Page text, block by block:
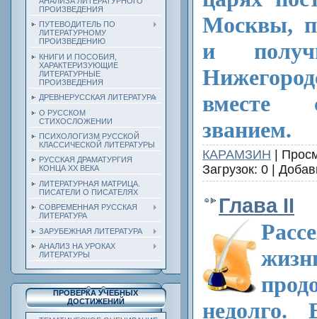
ПРОИЗВЕДЕНИЯ
ПУТЕВОДИТЕЛЬ ПО
ЛИТЕРАТУРНОМУ
ПРОИЗВЕДЕНИЮ
КНИГИ И ПОСОБИЯ,
ХАРАКТЕРИЗУЮЩИЕ
ЛИТЕРАТУРНЫЕ
ПРОИЗВЕДЕНИЯ
ДРЕВНЕРУССКАЯ ЛИТЕРАТУРА
О РУССКОМ
СТИХОСЛОЖЕНИИ
ПСИХОЛОГИЗМ РУССКОЙ
КЛАССИЧЕСКОЙ ЛИТЕРАТУРЫ
РУССКАЯ ДРАМАТУРГИЯ
КОНЦА ХХ ВЕКА
ЛИТЕРАТУРНАЯ МАТРИЦА.
ПИСАТЕЛИ О ПИСАТЕЛЯХ
СОВРЕМЕННАЯ РУССКАЯ
ЛИТЕРАТУРА
ЗАРУБЕЖНАЯ ЛИТЕРАТУРА
АНАЛИЗ НА УРОКАХ
ЛИТЕРАТУРЫ
ПРОВЕРКА УЧЕБНЫХ
ДОСТИЖЕНИЙ
Москвы,
и
вместе
званием.
КАРАМЗИН |
Загрузок: 0 |
Глава II
недолго.